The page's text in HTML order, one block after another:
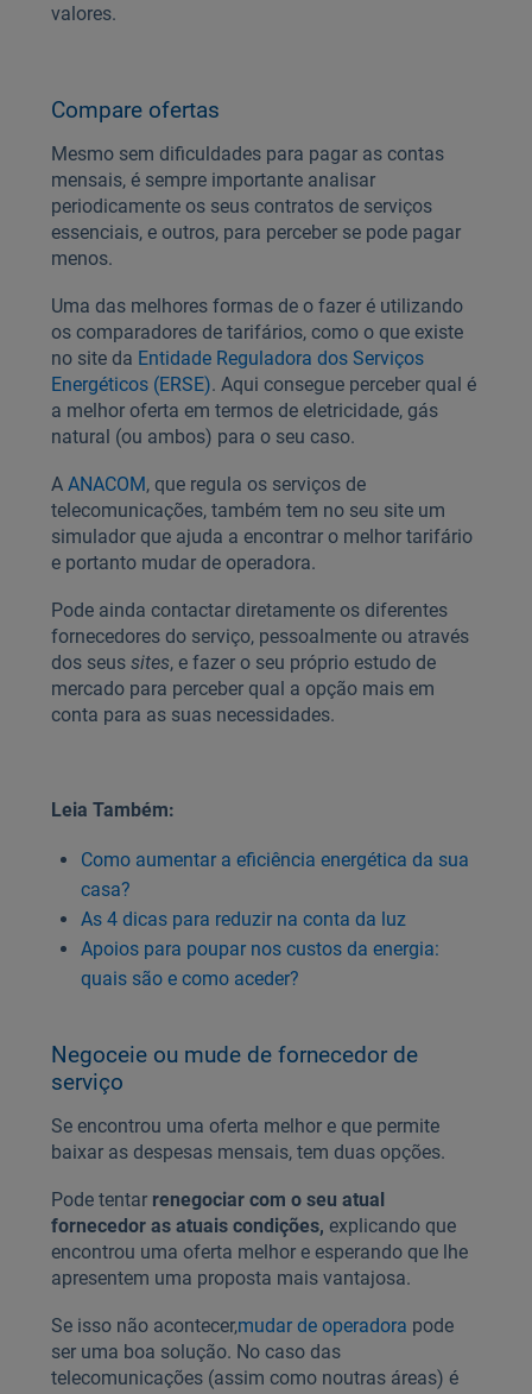
valores.
Compare ofertas
Mesmo sem dificuldades para pagar as contas
mensais, é sempre importante analisar
periodicamente os seus contratos de serviços
essenciais, e outros, para perceber se pode pagar
menos.
Uma das melhores formas de o fazer é utilizando
os comparadores de tarifários, como o que existe
no site da Entidade Reguladora dos Serviços
Energéticos (ERSE). Aqui consegue perceber qual é
a melhor oferta em termos de eletricidade, gás
natural (ou ambos) para o seu caso.
A ANACOM, que regula os serviços de
telecomunicações, também tem no seu site um
simulador que ajuda a encontrar o melhor tarifário
e portanto mudar de operadora.
Pode ainda contactar diretamente os diferentes
fornecedores do serviço, pessoalmente ou através
dos seus sites, e fazer o seu próprio estudo de
mercado para perceber qual a opção mais em
conta para as suas necessidades.
Leia Também:
Como aumentar a eficiência energética da sua
casa?
As 4 dicas para reduzir na conta da luz
Apoios para poupar nos custos da energia:
quais são e como aceder?
Negoceie ou mude de fornecedor de
serviço
Se encontrou uma oferta melhor e que permite
baixar as despesas mensais, tem duas opções.
Pode tentar renegociar com o seu atual
fornecedor as atuais condições, explicando que
encontrou uma oferta melhor e esperando que lhe
apresentem uma proposta mais vantajosa.
Se isso não acontecer,mudar de operadora pode
ser uma boa solução. No caso das
telecomunicações (assim como noutras áreas) é